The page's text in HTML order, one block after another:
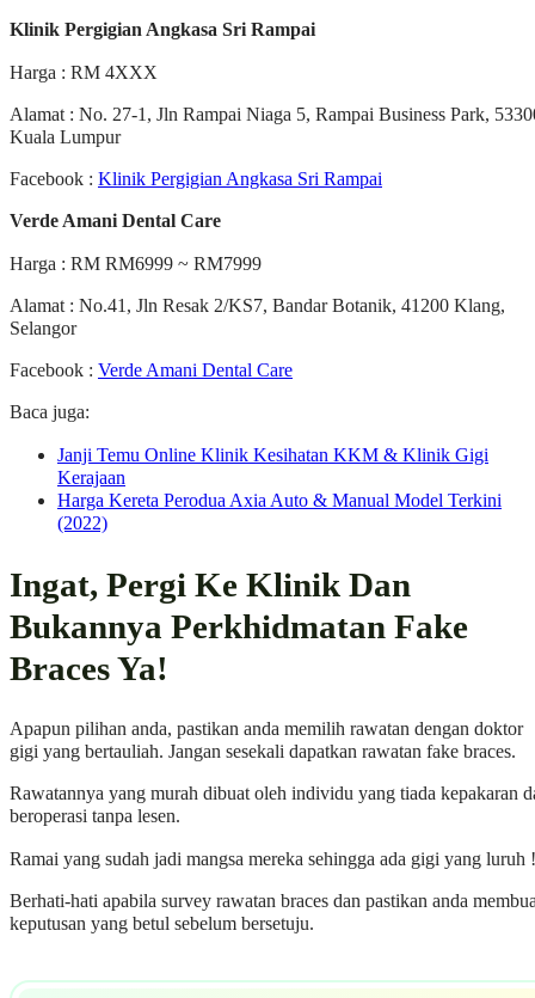
Klinik Pergigian Angkasa Sri Rampai
Harga : RM 4XXX
Alamat : No. 27-1, Jln Rampai Niaga 5, Rampai Business Park,
Kuala Lumpur
Facebook : Klinik Pergigian Angkasa Sri Rampai
Verde Amani Dental Care
Harga : RM RM6999 ~ RM7999
Alamat : No.41, Jln Resak 2/KS7, Bandar Botanik, 41200 Klang,
Selangor
Facebook : Verde Amani Dental Care
Baca juga:
Janji Temu Online Klinik Kesihatan KKM & Klinik Gigi
Kerajaan
Harga Kereta Perodua Axia Auto & Manual Model Terkini
(2022)
Ingat, Pergi Ke Klinik Dan
Bukannya Perkhidmatan Fake
Braces Ya!
Apapun pilihan anda, pastikan anda memilih rawatan dengan doktor
gigi yang bertauliah. Jangan sesekali dapatkan rawatan fake braces.
Rawatannya yang murah dibuat oleh individu yang tiada kepakaran
beroperasi tanpa lesen.
Ramai yang sudah jadi mangsa mereka sehingga ada gigi yang luruh !
Berhati-hati apabila survey rawatan braces dan pastikan anda
keputusan yang betul sebelum bersetuju.